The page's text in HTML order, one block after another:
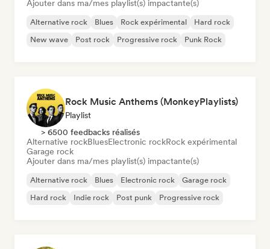
Ajouter dans ma/mes playlist(s) impactante(s)
Alternative rock Blues Rock expérimental
Hard rock
New wave
Post rock Progressive rock Punk Rock
Rock Music Anthems (MonkeyPlaylists)
Playlist
> 6500 feedbacks réalisés
Alternative rockBluesElectronic rockRock expérimental
Garage rock
Ajouter dans ma/mes playlist(s) impactante(s)
Alternative rock Blues Electronic rock
Garage rock
Hard rock
Indie rock Post punk Progressive rock